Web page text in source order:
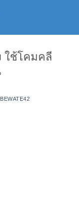
ใช้โคมคลี
BEWATE42